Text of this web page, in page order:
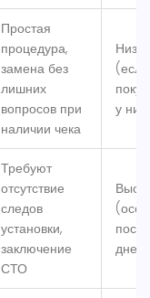
Простая
процедура,
замена без
лишних
вопросов при
наличии чека
(если
у
Требуют
отсутствие
следов
установки,
заключение
СТО
дней)